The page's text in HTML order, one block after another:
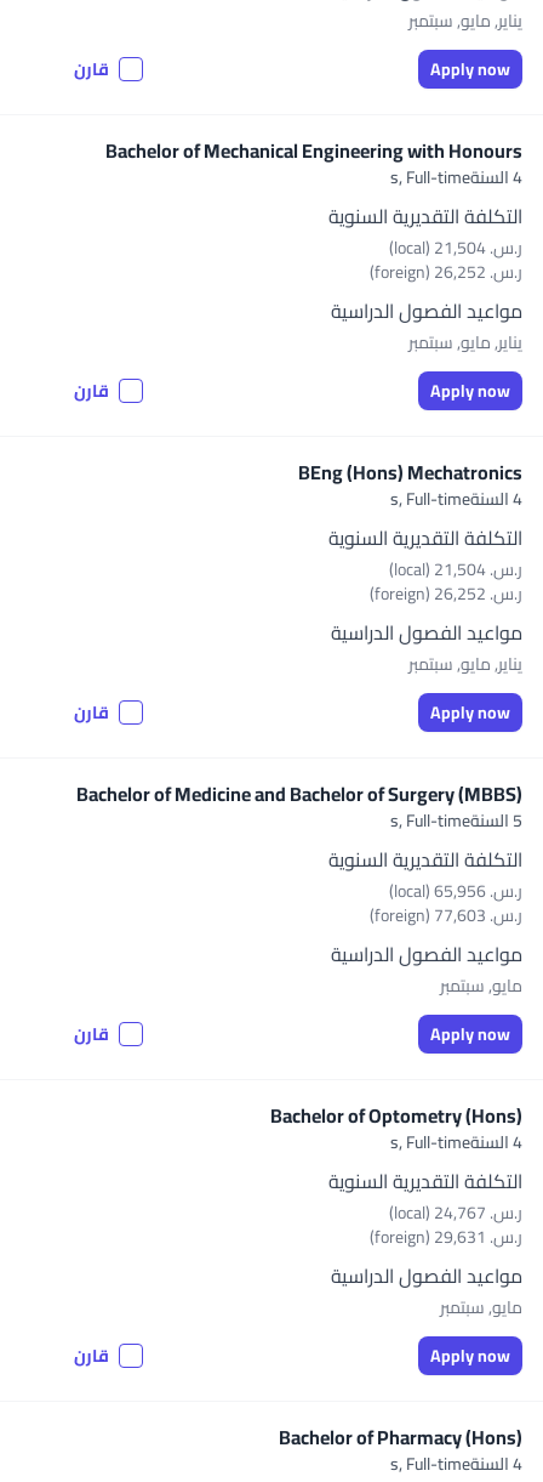
يناير, مايو, سبتمبر
Apply now
قارن
Bachelor of Mechanical Engineering with Honours
4 السنةs, Full-time
التكلفة التقديرية السنوية
ر.س.‏ 21,504 (local)
ر.س.‏ 26,252 (foreign)
مواعيد الفصول الدراسية
يناير, مايو, سبتمبر
Apply now
قارن
BEng (Hons) Mechatronics
4 السنةs, Full-time
التكلفة التقديرية السنوية
ر.س.‏ 21,504 (local)
ر.س.‏ 26,252 (foreign)
مواعيد الفصول الدراسية
يناير, مايو, سبتمبر
Apply now
قارن
Bachelor of Medicine and Bachelor of Surgery (MBBS)
5 السنةs, Full-time
التكلفة التقديرية السنوية
ر.س.‏ 65,956 (local)
ر.س.‏ 77,603 (foreign)
مواعيد الفصول الدراسية
مايو, سبتمبر
Apply now
قارن
Bachelor of Optometry (Hons)
4 السنةs, Full-time
التكلفة التقديرية السنوية
ر.س.‏ 24,767 (local)
ر.س.‏ 29,631 (foreign)
مواعيد الفصول الدراسية
مايو, سبتمبر
Apply now
قارن
Bachelor of Pharmacy (Hons)
4 السنةs, Full-time